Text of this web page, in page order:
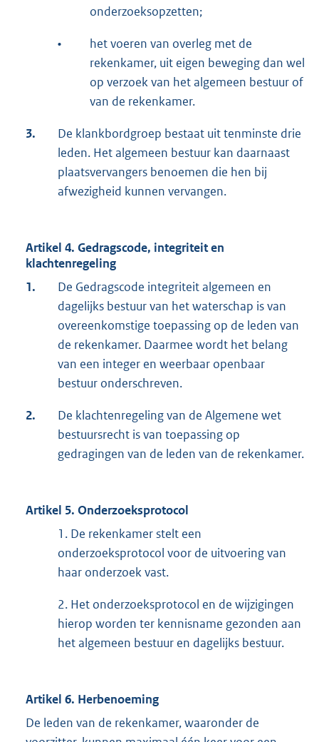
onderzoeksopzetten;
•
het voeren van overleg met de
rekenkamer, uit eigen beweging dan wel
op verzoek van het algemeen bestuur of
van de rekenkamer.
3.
De klankbordgroep bestaat uit tenminste drie
leden. Het algemeen bestuur kan daarnaast
plaatsvervangers benoemen die hen bij
afwezigheid kunnen vervangen.
Artikel 4. Gedragscode, integriteit en
klachtenregeling
1.
De Gedragscode integriteit algemeen en
dagelijks bestuur van het waterschap is van
overeenkomstige toepassing op de leden van
de rekenkamer. Daarmee wordt het belang
van een integer en weerbaar openbaar
bestuur onderschreven.
2.
De klachtenregeling van de Algemene wet
bestuursrecht is van toepassing op
gedragingen van de leden van de rekenkamer.
Artikel 5. Onderzoeksprotocol
1. De rekenkamer stelt een
onderzoeksprotocol voor de uitvoering van
haar onderzoek vast.
2. Het onderzoeksprotocol en de wijzigingen
hierop worden ter kennisname gezonden aan
het algemeen bestuur en dagelijks bestuur.
Artikel 6. Herbenoeming
De leden van de rekenkamer, waaronder de